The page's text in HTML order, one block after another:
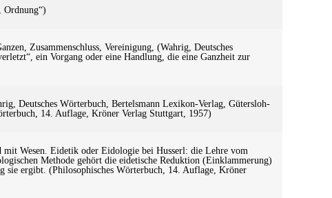
Ordnung“)
Zusammenschluss, Vereinigung, (Wahrig, Deutsches
ein Vorgang oder eine Handlung, die eine Ganzheit zur
Deutsches Wörterbuch, Bertelsmann Lexikon-Verlag, Gütersloh-
14. Auflage, Kröner Verlag Stuttgart, 1957)
Wesen. Eidetik oder Eidologie bei Husserl: die Lehre vom
Methode gehört die eidetische Reduktion (Einklammerung)
sie ergibt. (Philosophisches Wörterbuch, 14. Auflage, Kröner